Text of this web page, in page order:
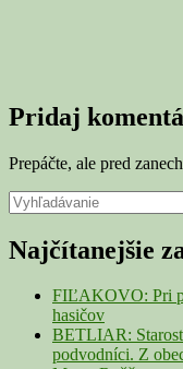
Pridaj
Prepáčte, ale pred
Primary
Sidebar
Widget
Area
Search
for:
Najčítanejšie
FIĽAKOVO: Pri
hasičov
BETLIAR:
podvodníci. Z